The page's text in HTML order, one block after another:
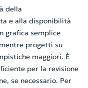
della
e alla disponibilità
grafica semplice
progetti su
maggiori. È
per la revisione
se necessario. Per